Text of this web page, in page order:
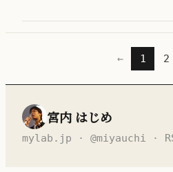
← 1 2
宮内 はじめ
mylab.jp · @miyauchi ·